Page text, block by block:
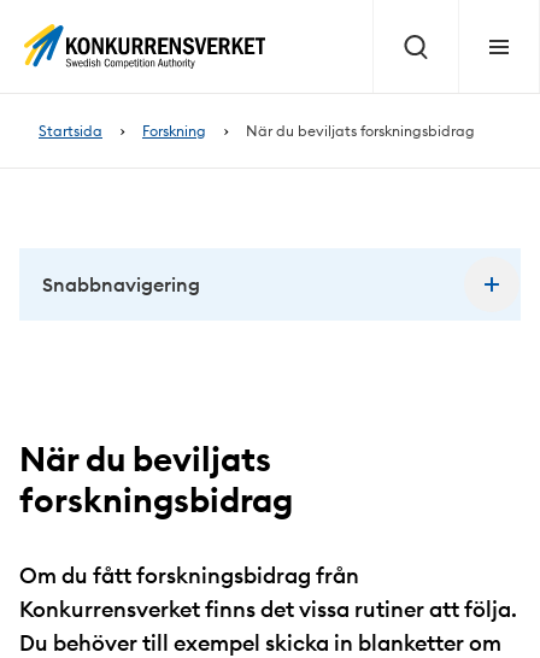
Sök Meny
Startsida Forskning När du beviljats forskningsbidrag
När du beviljats
forskningsbidrag
Om du fått forskningsbidrag från
Konkurrensverket finns det vissa rutiner att följa.
Du behöver till exempel skicka in blanketter om
Snabbnavigering